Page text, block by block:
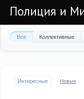
Полиция и
Все Коллективные
Интересные Новые